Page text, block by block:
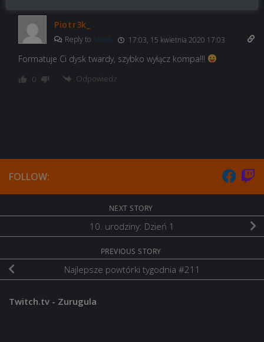
Piotr3k_
Reply to ktosik 17:03, 15 kwietnia 2020 17:03
Formatuje Ci dysk twardy, szybko wyłącz kompa!!!
0 Odpowiedz
FOLLOW:
NEXT STORY
10. urodziny: Dzień 1
PREVIOUS STORY
Najlepsze powtórki tygodnia #211
Twitch.tv - Zurugula